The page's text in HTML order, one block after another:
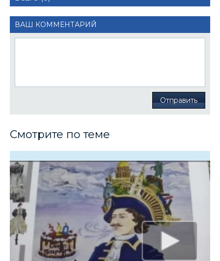
ВАШ КОММЕНТАРИЙ
Отправить
Смотрите по теме